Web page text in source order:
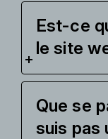
Est-ce
le site
Que se
suis pas